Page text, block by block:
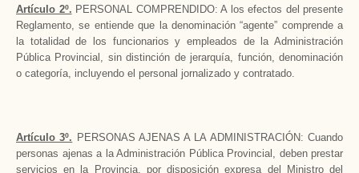
Artículo 2º. PERSONAL COMPRENDIDO: A los efectos del presente
Reglamento, se entiende que la denominación “agente” comprende a
la totalidad de los funcionarios y empleados de la Administración
Pública Provincial, sin distinción de jerarquía, función, denominación
o categoría, incluyendo el personal jornalizado y contratado.
Artículo 3º. PERSONAS AJENAS A LA ADMINISTRACIÓN: Cuando
personas ajenas a la Administración Pública Provincial, deben prestar
servicios en la Provincia, por disposición expresa del Ministro del